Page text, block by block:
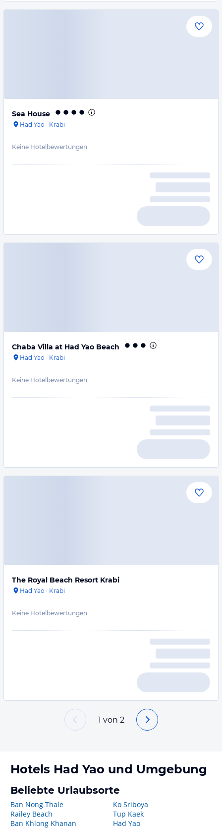
Sea House
Had Yao · Krabi
Keine Hotelbewertungen
Chaba Villa at Had Yao Beach
Had Yao · Krabi
Keine Hotelbewertungen
The Royal Beach Resort Krabi
Had Yao · Krabi
Keine Hotelbewertungen
1 von 2
Hotels Had Yao und Umgebung
Beliebte Urlaubsorte
Ban Nong Thale
Railey Beach
Ban Khlong Khanan
Ko Sriboya
Tup Kaek
Had Yao